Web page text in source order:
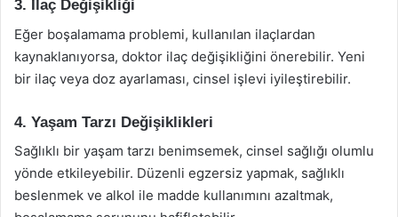
3. İlaç Değişikliği
Eğer boşalamama problemi, kullanılan ilaçlardan
kaynaklanıyorsa, doktor ilaç değişikliğini önerebilir. Yeni
bir ilaç veya doz ayarlaması, cinsel işlevi iyileştirebilir.
4. Yaşam Tarzı Değişiklikleri
Sağlıklı bir yaşam tarzı benimsemek, cinsel sağlığı olumlu
yönde etkileyebilir. Düzenli egzersiz yapmak, sağlıklı
beslenmek ve alkol ile madde kullanımını azaltmak,